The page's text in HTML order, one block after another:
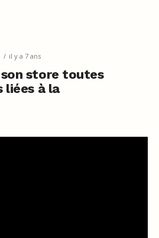
il y a 7 ans
store toutes
liées à la